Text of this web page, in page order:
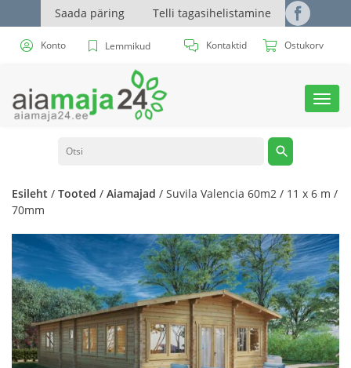
Saada päring Telli tagasihelistamine
Konto Lemmikud Kontaktid Ostukorv
Esileht / Tooted / Aiamajad / Suvila Valencia 60m2 / 11 x 6 m /
70mm